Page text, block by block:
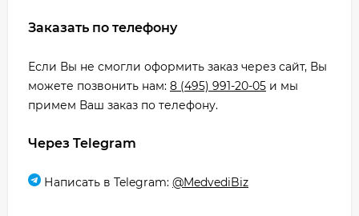
Заказать по телефону
Если Вы не смогли оформить заказ через сайт, Вы
можете позвонить нам: 8 (495) 991-20-05 и мы
примем Ваш заказ по телефону.
Через Telegram
Написать в Telegram: @MedvediBiz